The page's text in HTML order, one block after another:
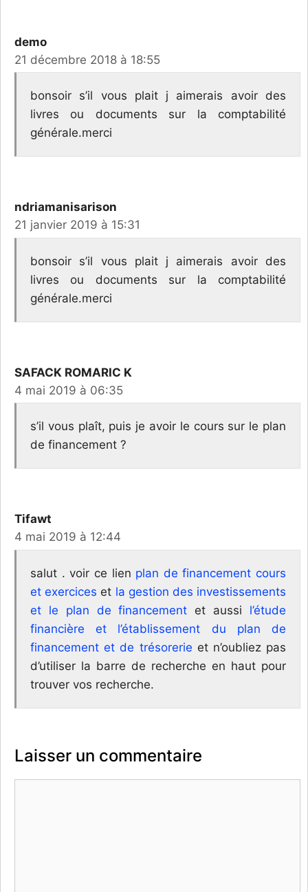
demo
21 décembre 2018 à 18:55
bonsoir s’il vous plait j aimerais avoir des
livres ou documents sur la comptabilité
générale.merci
ndriamanisarison
21 janvier 2019 à 15:31
bonsoir s’il vous plait j aimerais avoir des
livres ou documents sur la comptabilité
générale.merci
SAFACK ROMARIC K
4 mai 2019 à 06:35
s’il vous plaît, puis je avoir le cours sur le plan
de financement ?
Tifawt
4 mai 2019 à 12:44
salut . voir ce lien plan de financement cours
et exercices et la gestion des investissements
et le plan de financement et aussi l’étude
financière et l’établissement du plan de
financement et de trésorerie et n’oubliez pas
d’utiliser la barre de recherche en haut pour
trouver vos recherche.
Laisser un commentaire